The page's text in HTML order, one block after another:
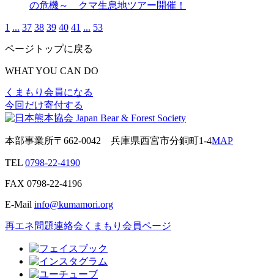
の危機～ クマ生息地ツアー開催！
1 ... 37 38 39 40 41 ... 53
ページトップに戻る
WHAT YOU CAN DO
くまもり会員になる
今回だけ寄付する
本部事業所〒662-0042 兵庫県西宮市分銅町1-4MAP
TEL 0798-22-4190
FAX 0798-22-4196
E-Mail info@kumamori.org
再エネ問題連絡会 くまもり会員ページ